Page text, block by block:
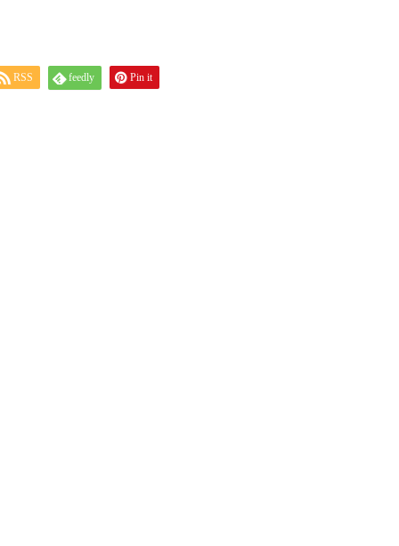
RSS feedly Pin it